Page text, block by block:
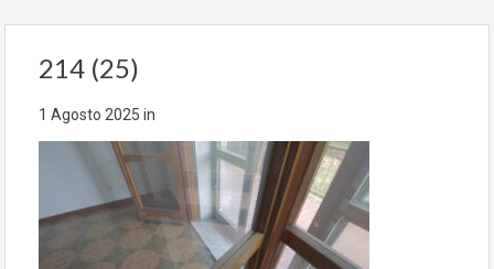
214 (25)
1 Agosto 2025 in